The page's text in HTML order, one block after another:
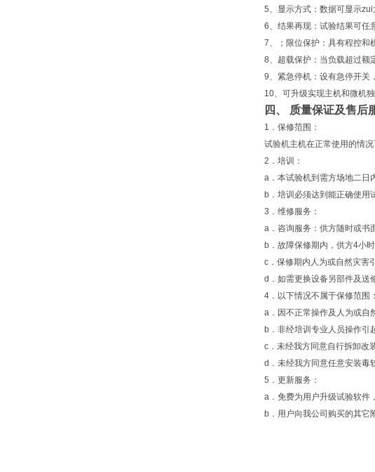
5、显示方式：数据可显示zui
6、结果再现：试验结果可任
7、；限位保护：具有程控和
8、超载保护：当负载超过额
9、紧急停机：设有急停开关
10、可升级实现主机和微机独
四、 质量保证及售
1．保修范围：
试验机主机在正常使用的情
2．培训：
a．本试验机到需方场地二日
b．培训必须达到能正确使用
3．维修服务：
a．咨询服务：供方随时或书
b．故障保修期内，供方4小
c．保修期内人为或自然灾害
d．如需更换设备另部件及送
4．以下情况不属于保修范围
a．因不正常操作及人为或自
b．非经培训专业人员操作引
c．未经我方同意自行拆卸改
d．未经我方同意任意安装毒
5．更新服务：
a．免费为用户升级试验软件
b．用户向我公司购买的其它